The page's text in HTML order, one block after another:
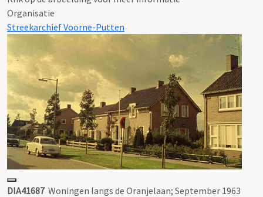
Organisatie
Streekarchief Voorne-Putten
DIA41687 Woningen langs de Oranjelaan; September 1963